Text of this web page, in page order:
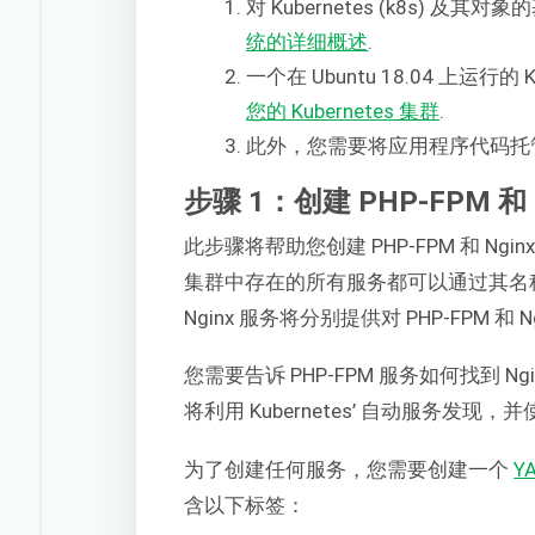
对 Kubernetes (k8s) 及其对象
统的详细概述
一个在 Ubuntu 18.04 上运行的
您的 Kubernetes 集群
此外，您需要将应用程序代码
步骤 1：创建 PHP-FPM
此步骤将帮助您创建 PHP-FPM 和
集群中存在的所有服务都可以通过其
Nginx 服务将分别提供对 PHP-FPM 和
您需要告诉 PHP-FPM 服务如何找到
将利用 Kubernetes’ 自动服务发现，
为了创建任何服务，您需要创建一个
含以下标签：